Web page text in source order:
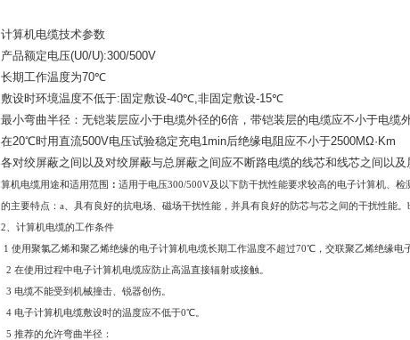
计算机电缆技术参数
产品额定电压(U0/U):300/500V
长期工作温度为70℃
敷设时环境温度不低于: 固定敷设-40℃,非固定敷设-15℃
最小弯曲半径：无铠装层应小于电缆外径的6倍，带铠装层的电缆应不小于电缆
在20℃时用直流500V电压试验稳定充电1min后绝缘电阻应不小于2500MΩ·Km
各对绞屏蔽之间以及对绞屏蔽与总屏蔽之间应不断路电缆的线芯和线芯之间以及
算机电缆用途和适用范围 ： 适用于电压300/500V及以下防干扰性能要求较高的电子计算机、
的主要特点： a 、具有良好的抗电场、磁场干扰性能，并具有良好的防芯与芯之间的干扰性能。
2 、计算机电缆的工作条件
1 使用聚氯乙烯和聚乙烯绝缘的电子计算机电缆长期工作温度不超过70℃ ，交联聚乙烯绝缘电
2 在使用过程中电子计算机电缆应防止高温直接辐射或接触。
3 电缆不能受到机械撞击、锐器创伤。
4 电子计算机电缆敷设时的温度应不低于0℃
5 推荐的允许弯曲半径：